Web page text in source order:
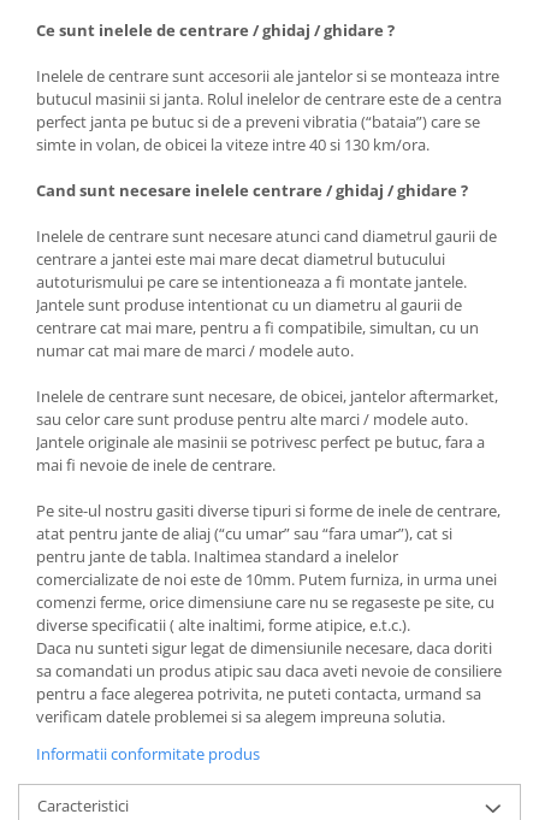
Ce sunt inelele de centrare / ghidaj / ghidare ?
Inelele de centrare sunt accesorii ale jantelor si se monteaza intre
butucul masinii si janta. Rolul inelelor de centrare este de a centra
perfect janta pe butuc si de a preveni vibratia (“bataia”) care se
simte in volan, de obicei la viteze intre 40 si 130 km/ora.
Cand sunt necesare inelele centrare / ghidaj / ghidare ?
Inelele de centrare sunt necesare atunci cand diametrul gaurii de
centrare a jantei este mai mare decat diametrul butucului
autoturismului pe care se intentioneaza a fi montate jantele.
Jantele sunt produse intentionat cu un diametru al gaurii de
centrare cat mai mare, pentru a fi compatibile, simultan, cu un
numar cat mai mare de marci / modele auto.
Inelele de centrare sunt necesare, de obicei, jantelor aftermarket,
sau celor care sunt produse pentru alte marci / modele auto.
Jantele originale ale masinii se potrivesc perfect pe butuc, fara a
mai fi nevoie de inele de centrare.
Pe site-ul nostru gasiti diverse tipuri si forme de inele de centrare,
atat pentru jante de aliaj (“cu umar” sau “fara umar”), cat si
pentru jante de tabla. Inaltimea standard a inelelor
comercializate de noi este de 10mm. Putem furniza, in urma unei
comenzi ferme, orice dimensiune care nu se regaseste pe site, cu
diverse specificatii ( alte inaltimi, forme atipice, e.t.c.).
Daca nu sunteti sigur legat de dimensiunile necesare, daca doriti
sa comandati un produs atipic sau daca aveti nevoie de consiliere
pentru a face alegerea potrivita, ne puteti contacta, urmand sa
verificam datele problemei si sa alegem impreuna solutia.
Informatii conformitate produs
Caracteristici